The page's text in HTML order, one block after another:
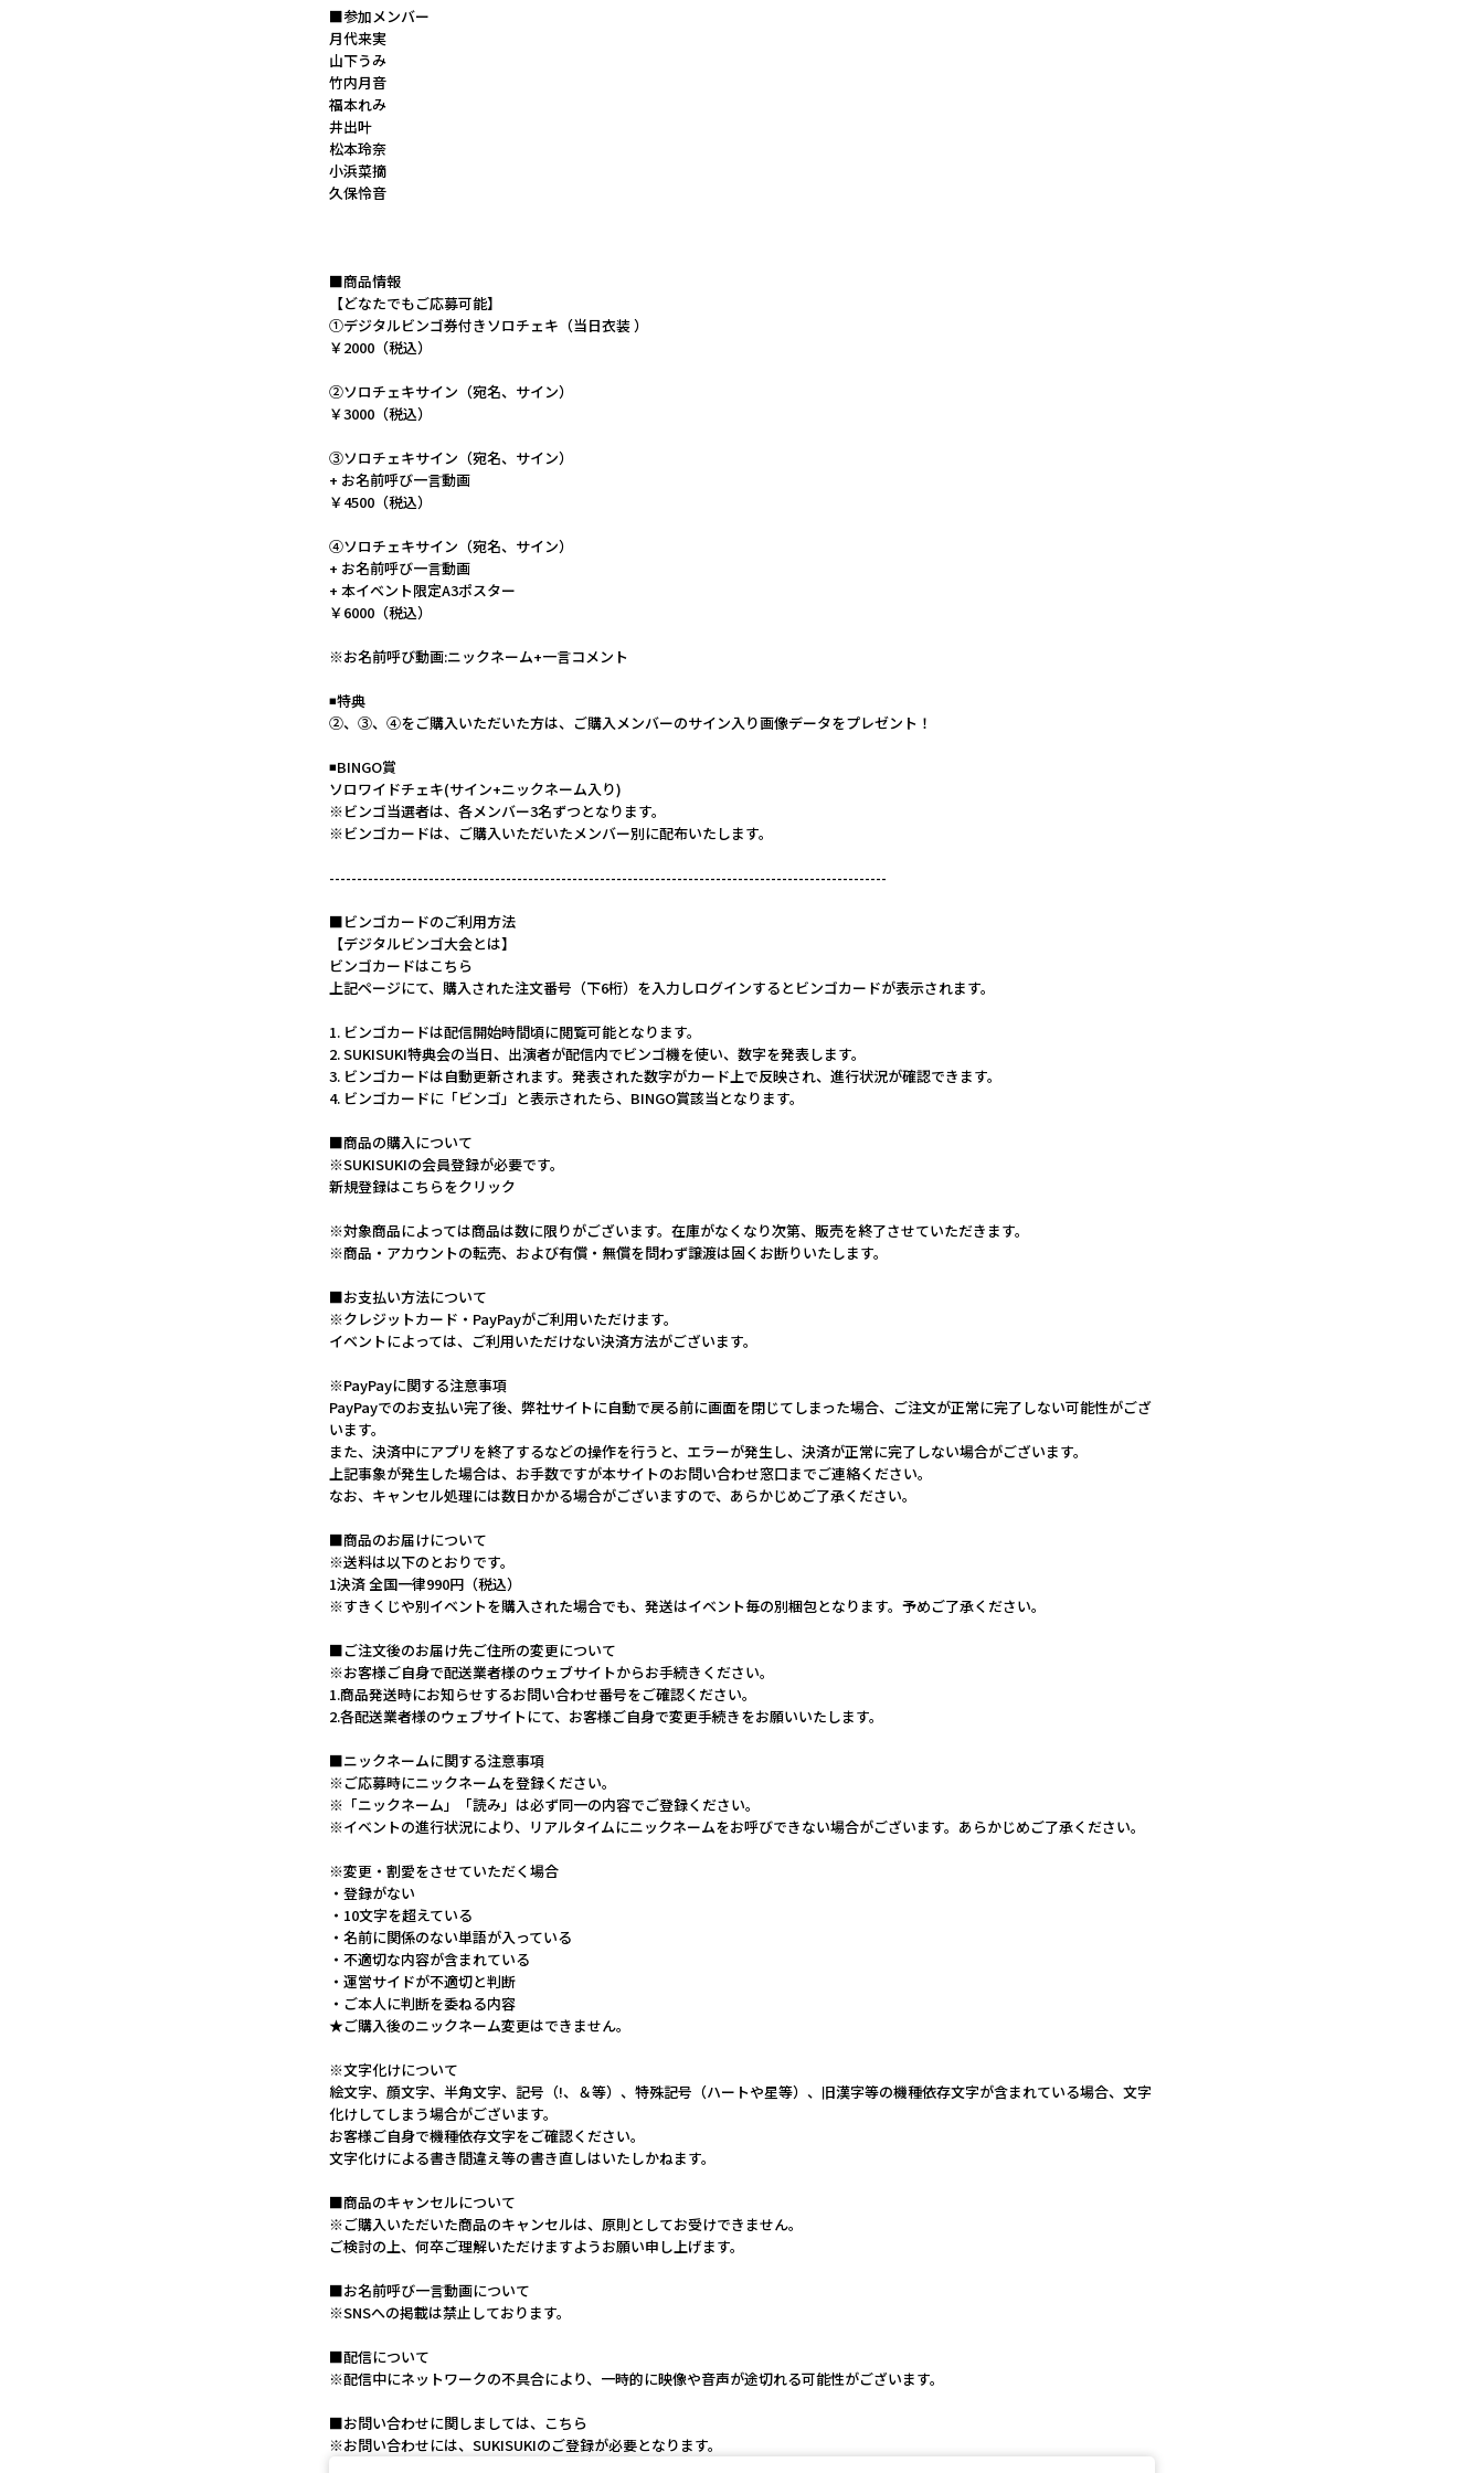
■参加メンバー
月代来実
山下うみ
竹内月音
福本れみ
井出叶
松本玲奈
小浜菜摘
久保怜音
■商品情報
【どなたでもご応募可能】
①デジタルビンゴ券付きソロチェキ（当日衣装 ）
￥2000（税込）
②ソロチェキサイン（宛名、サイン）
￥3000（税込）
③ソロチェキサイン（宛名、サイン）
+ お名前呼び一言動画
￥4500（税込）
④ソロチェキサイン（宛名、サイン）
+ お名前呼び一言動画
+ 本イベント限定A3ポスター
￥6000（税込）
※お名前呼び動画:ニックネーム+一言コメント
◾️特典
②、③、④をご購入いただいた方は、ご購入メンバーのサイン入り画像データをプレゼント！
◾️BINGO賞
ソロワイドチェキ(サイン+ニックネーム入り)
※ビンゴ当選者は、各メンバー3名ずつとなります。
※ビンゴカードは、ご購入いただいたメンバー別に配布いたします。
-----------------------------------------------------------------------------------------------------
■ビンゴカードのご利用方法
【デジタルビンゴ大会とは】
ビンゴカードはこちら
上記ページにて、購入された注文番号（下6桁）を入力しログインするとビンゴカードが表示されます。
1. ビンゴカードは配信開始時間頃に閲覧可能となります。
2. SUKISUKI特典会の当日、出演者が配信内でビンゴ機を使い、数字を発表します。
3. ビンゴカードは自動更新されます。発表された数字がカード上で反映され、進行状況が確認できます。
4. ビンゴカードに「ビンゴ」と表示されたら、BINGO賞該当となります。
■商品の購入について
※SUKISUKIの会員登録が必要です。
新規登録はこちらをクリック
※対象商品によっては商品は数に限りがございます。在庫がなくなり次第、販売を終了させていただきます。
※商品・アカウントの転売、および有償・無償を問わず譲渡は固くお断りいたします。
■お支払い方法について
※クレジットカード・PayPayがご利用いただけます。
イベントによっては、ご利用いただけない決済方法がございます。
※PayPayに関する注意事項
PayPayでのお支払い完了後、弊社サイトに自動で戻る前に画面を閉じてしまった場合、ご注文が正常に完了しない可能性がござ
います。
また、決済中にアプリを終了するなどの操作を行うと、エラーが発生し、決済が正常に完了しない場合がございます。
上記事象が発生した場合は、お手数ですが本サイトのお問い合わせ窓口までご連絡ください。
なお、キャンセル処理には数日かかる場合がございますので、あらかじめご了承ください。
■商品のお届けについて
※送料は以下のとおりです。
1決済 全国一律990円（税込）
※すきくじや別イベントを購入された場合でも、発送はイベント毎の別梱包となります。予めご了承ください。
■ご注文後のお届け先ご住所の変更について
※お客様ご自身で配送業者様のウェブサイトからお手続きください。
1.商品発送時にお知らせするお問い合わせ番号をご確認ください。
2.各配送業者様のウェブサイトにて、お客様ご自身で変更手続きをお願いいたします。
■ニックネームに関する注意事項
※ご応募時にニックネームを登録ください。
※「ニックネーム」「読み」は必ず同一の内容でご登録ください。
※イベントの進行状況により、リアルタイムにニックネームをお呼びできない場合がございます。あらかじめご了承ください。
※変更・割愛をさせていただく場合
・登録がない
・10文字を超えている
・名前に関係のない単語が入っている
・不適切な内容が含まれている
・運営サイドが不適切と判断
・ご本人に判断を委ねる内容
★ご購入後のニックネーム変更はできません。
※文字化けについて
絵文字、顔文字、半角文字、記号（!、＆等）、特殊記号（ハートや星等）、旧漢字等の機種依存文字が含まれている場合、文字
化けしてしまう場合がございます。
お客様ご自身で機種依存文字をご確認ください。
文字化けによる書き間違え等の書き直しはいたしかねます。
■商品のキャンセルについて
※ご購入いただいた商品のキャンセルは、原則としてお受けできません。
ご検討の上、何卒ご理解いただけますようお願い申し上げます。
■お名前呼び一言動画について
※SNSへの掲載は禁止しております。
■配信について
※配信中にネットワークの不具合により、一時的に映像や音声が途切れる可能性がございます。
■お問い合わせに関しましては、こちら
※お問い合わせには、SUKISUKIのご登録が必要となります。